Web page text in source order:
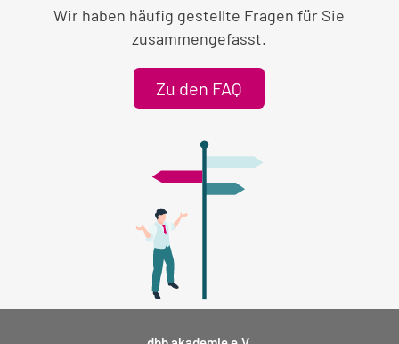
Wir haben häufig gestellte Fragen für Sie
zusammengefasst.
Zu den FAQ